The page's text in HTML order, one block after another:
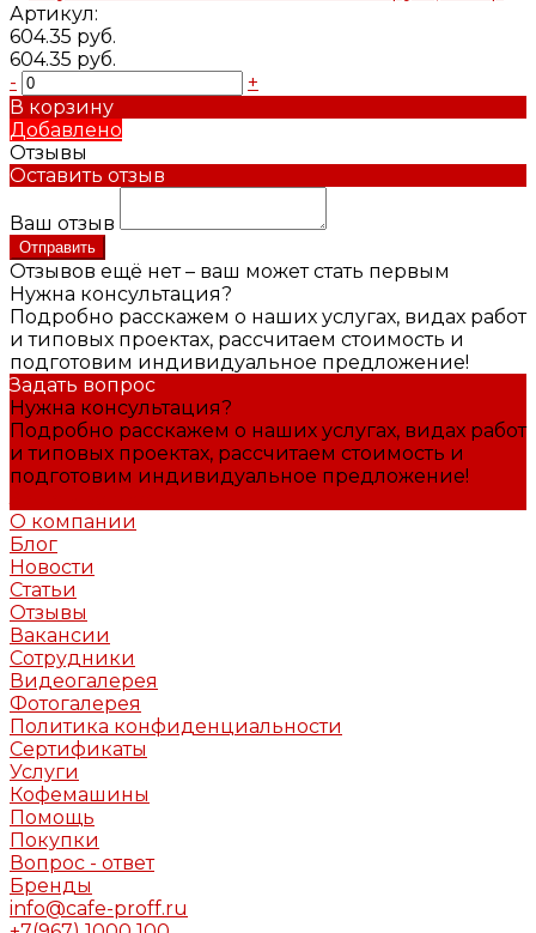
Артикул:
604.35 руб.
604.35 руб.
-
+
В корзину
Добавлено
Отзывы
Оставить отзыв
Ваш отзыв
Отправить
Отзывов ещё нет – ваш может стать первым
Нужна консультация?
Подробно расскажем о наших услугах, видах работ
и типовых проектах, рассчитаем стоимость и
подготовим индивидуальное предложение!
Задать вопрос
Нужна консультация?
Подробно расскажем о наших услугах, видах работ
и типовых проектах, рассчитаем стоимость и
подготовим индивидуальное предложение!
О компании
Блог
Новости
Статьи
Отзывы
Вакансии
Сотрудники
Видеогалерея
Фотогалерея
Политика конфиденциальности
Сертификаты
Услуги
Кофемашины
Помощь
Покупки
Вопрос - ответ
Бренды
info@cafe-proff.ru